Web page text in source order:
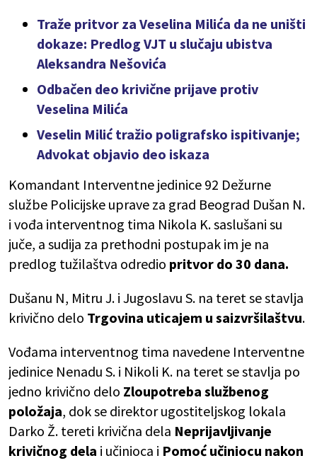
Traže pritvor za Veselina Milića da ne uništi
dokaze: Predlog VJT u slučaju ubistva
Aleksandra Nešovića
Odbačen deo krivične prijave protiv
Veselina Milića
Veselin Milić tražio poligrafsko ispitivanje;
Advokat objavio deo iskaza
Komandant Interventne jedinice 92 Dežurne
službe Policijske uprave za grad Beograd Dušan N.
i vođa interventnog tima Nikola K. saslušani su
juče, a sudija za prethodni postupak im je na
predlog tužilaštva odredio pritvor do 30 dana.
Dušanu N, Mitru J. i Jugoslavu S. na teret se stavlja
krivično delo Trgovina uticajem u saizvršilaštvu.
Vođama interventnog tima navedene Interventne
jedinice Nenadu S. i Nikoli K. na teret se stavlja po
jedno krivično delo Zloupotreba službenog
položaja, dok se direktor ugostiteljskog lokala
Darko Ž. tereti krivična dela Neprijavljivanje
krivičnog dela i učinioca i Pomoć učiniocu nakon